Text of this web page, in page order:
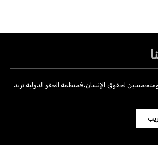
لحقوق الإنسان، فمنظمة العفو الدولية تريد